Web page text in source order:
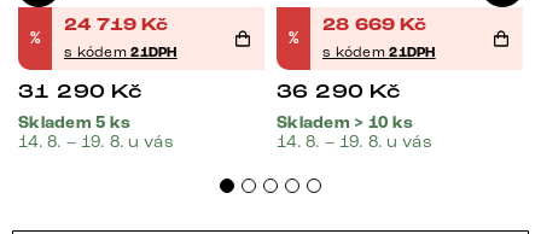
%
24 719 Kč
s kódem21DPH
31 290 Kč
Skladem 5 ks
14. 8. – 19. 8. u vás
%
28 669 Kč
s kódem21DPH
36 290 Kč
Skladem > 10 ks
14. 8. – 19. 8. u vás